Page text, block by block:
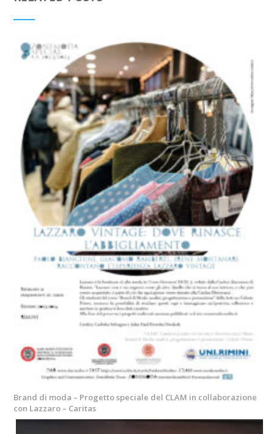
Brand di moda – Progetto speciale del CLAM in collaborazione
con Lazzaro – Caritas